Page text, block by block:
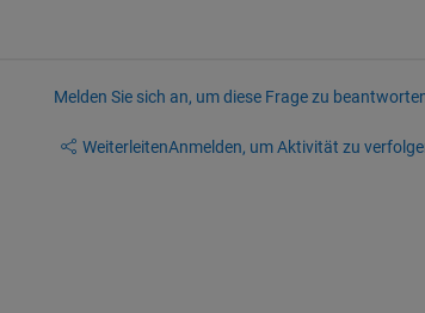
Melden Sie sich an, um diese Frage zu
WeiterleitenAnmelden, um Aktivität zu